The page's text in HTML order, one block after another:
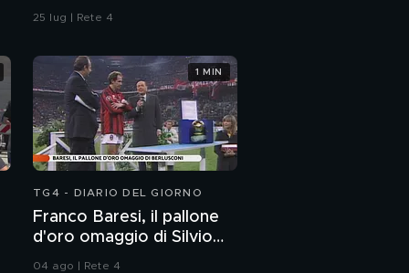
omicidio
25 lug | Rete 4
TG4 - DIARIO DEL GIORNO
Franco Baresi, il pallone
d'oro omaggio di Silvio
Berlusconi
04 ago | Rete 4
1 MIN